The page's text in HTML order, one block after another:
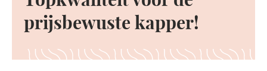
prijsbewuste kapper!